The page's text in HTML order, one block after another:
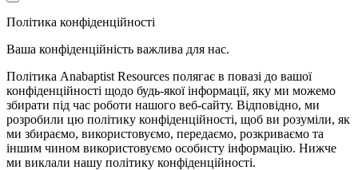
Політика конфіденційності
Ваша конфіденційність важлива для нас.
Політика Anabaptist Resources полягає в повазі до вашої
конфіденційності щодо будь-якої інформації, яку ми можемо
збирати під час роботи нашого веб-сайту. Відповідно, ми
розробили цю політику конфіденційності, щоб ви розуміли, як
ми збираємо, використовуємо, передаємо, розкриваємо та
іншим чином використовуємо особисту інформацію. Нижче
ми виклали нашу політику конфіденційності.